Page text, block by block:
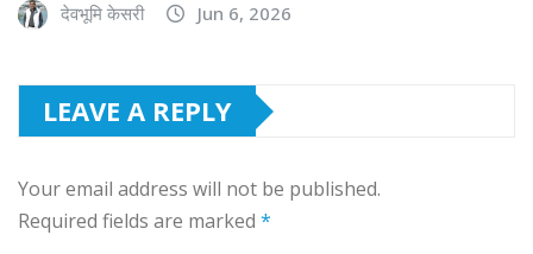
देवभूमि केसरी Jun 6, 2026
LEAVE A REPLY
Your email address will not be published.
Required fields are marked *